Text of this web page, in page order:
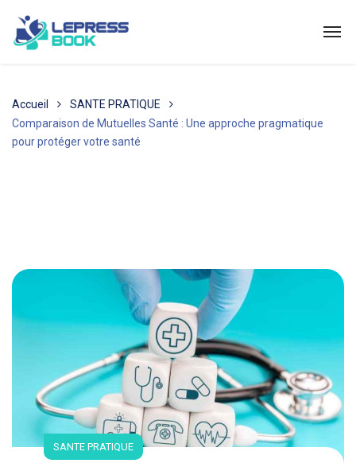
Accueil
SANTE PRATIQUE
Comparaison de Mutuelles Santé : Une approche pragmatique
pour protéger votre santé
SANTE PRATIQUE